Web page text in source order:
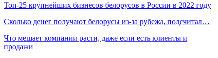
Топ-25 крупнейших бизнесов белорусов в России в 2022 году
Сколько денег получают белорусы из-за рубежа, подсчитал…
Что мешает компании расти, даже если есть клиенты и
продажи